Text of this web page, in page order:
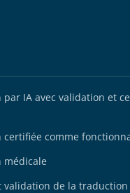
par IA avec validation et
certifiée comme
médicale
validation de la